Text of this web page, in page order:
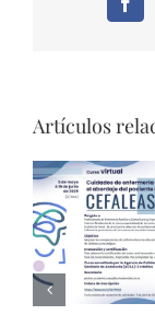
Artículos